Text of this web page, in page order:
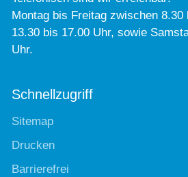
Montag bis Freitag zwischen 8.30
13.30 bis 17.00 Uhr, sowie
Uhr.
Schnellzugriff
Sitemap
Drucken
Barrierefrei